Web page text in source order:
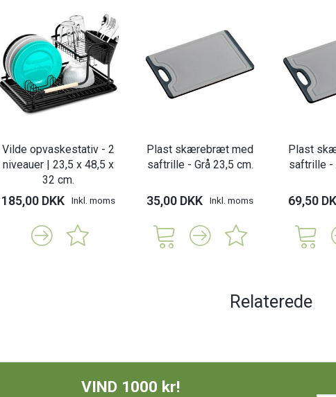
Vilde opvaskestativ - 2
niveauer | 23,5 x 48,5 x
32 cm.
185,00 DKK Inkl. moms
Plast skærebræt med
saftrille - Grå 23,5 cm.
35,00 DKK Inkl. moms
Plast
saftrille -
69,50
Relaterede
VIND 1000 kr!